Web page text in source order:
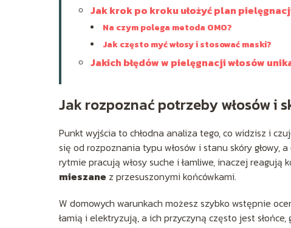
Jak krok po kroku ułożyć plan
Na czym polega metoda OMO?
Jak często myć włosy i stosować maski?
Jakich błędów w pielęgnacji włosów
Jak rozpoznać potrzeby włosów i
Punkt wyjścia to chłodna analiza tego, co widzisz i
się od rozpoznania typu włosów i stanu skóry
rytmie pracują włosy suche i łamliwe, inaczej reagują
mieszane z przesuszonymi końcówkami.
W domowych warunkach możesz szybko wstępnie
łamią i elektryzują, a ich przyczyną często jest